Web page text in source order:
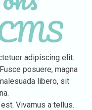
CMS
adipiscing elit.
posuere, magna
libero, sit
Vivamus a tellus.